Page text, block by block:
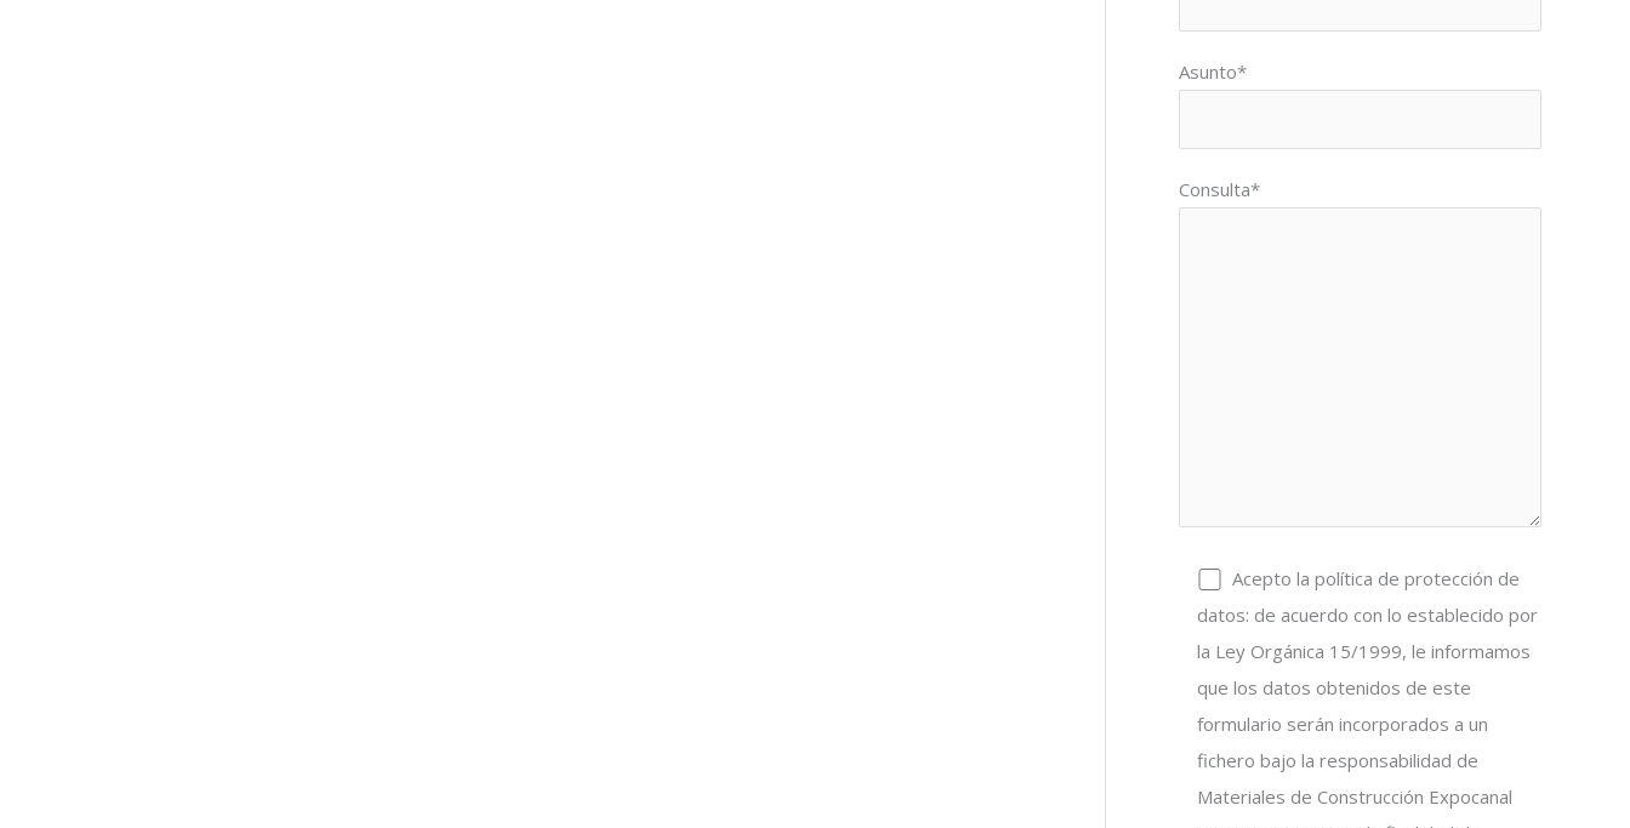
Asunto*
Consulta*
Acepto la política de protección de
datos: de acuerdo con lo establecido por
la Ley Orgánica 15/1999, le informamos
que los datos obtenidos de este
formulario serán incorporados a un
fichero bajo la responsabilidad de
Materiales de Construcción Expocanal